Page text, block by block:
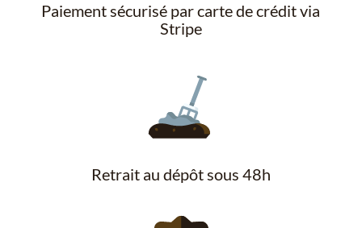
Paiement sécurisé par carte de crédit via
Stripe
Retrait au dépôt sous 48h